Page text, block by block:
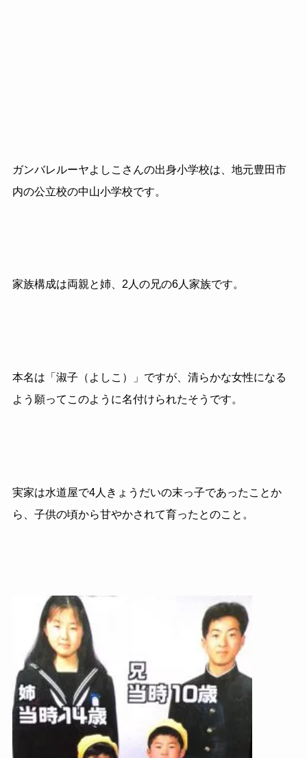
ガンバレルーヤよしこさんの出身小学校は、地元豊田市
内の公立校の中山小学校です。
家族構成は両親と姉、2人の兄の6人家族です。
本名は「淑子（よしこ）」ですが、清らかな女性になる
よう願ってこのように名付けられたそうです。
実家は水道屋で4人きょうだいの末っ子であったことか
ら、子供の頃から甘やかされて育ったとのこと。